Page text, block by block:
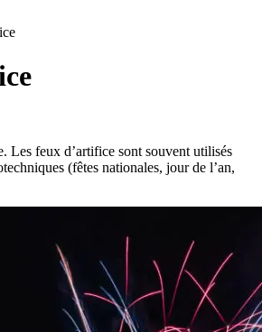
Les feux d’artifice sont souvent utilisés
(fêtes nationales, jour de l’an,